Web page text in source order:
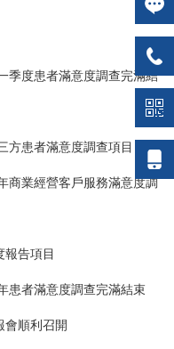
季度患者滿意度調查完滿結
方患者滿意度調查項目
商業經營客戶服務滿意度調
報告項目
患者滿意度調查完滿結束
會順利召開